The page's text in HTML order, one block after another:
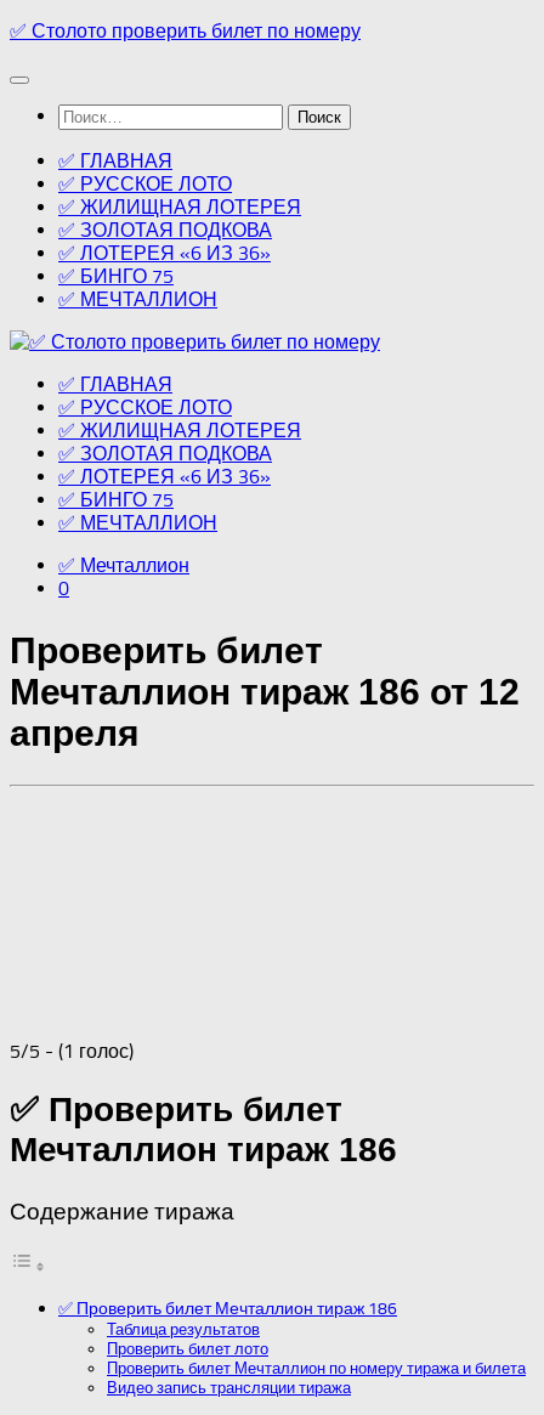
Перейти
содержимому
✅ Столото проверить билет по номеру
Найти:
✅ ГЛАВНАЯ
✅ РУССКОЕ ЛОТО
✅ ЖИЛИЩНАЯ ЛОТЕРЕЯ
✅ ЗОЛОТАЯ ПОДКОВА
✅ ЛОТЕРЕЯ «6 ИЗ 36»
✅ БИНГО 75
✅ МЕЧТАЛЛИОН
✅ ГЛАВНАЯ
✅ РУССКОЕ ЛОТО
✅ ЖИЛИЩНАЯ ЛОТЕРЕЯ
✅ ЗОЛОТАЯ ПОДКОВА
✅ ЛОТЕРЕЯ «6 ИЗ 36»
✅ БИНГО 75
✅ МЕЧТАЛЛИОН
✅ Мечталлион
0
Проверить билет
Мечталлион тираж 186 от 12
апреля
5/5 - (1 голос)
✅ Проверить билет
Мечталлион тираж 186
Содержание тиража
✅ Проверить билет Мечталлион тираж 186
Таблица результатов
Проверить билет лото
Проверить билет Мечталлион по номеру тиража и билета
Видео запись трансляции тиража